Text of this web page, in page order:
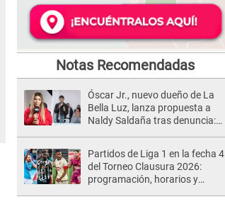
Notas Recomendadas
Óscar Jr., nuevo dueño de La
Bella Luz, lanza propuesta a
Naldy Saldaña tras denuncia:
Partidos de Liga 1 en la fecha 4
del Torneo Clausura 2026:
programación, horarios y